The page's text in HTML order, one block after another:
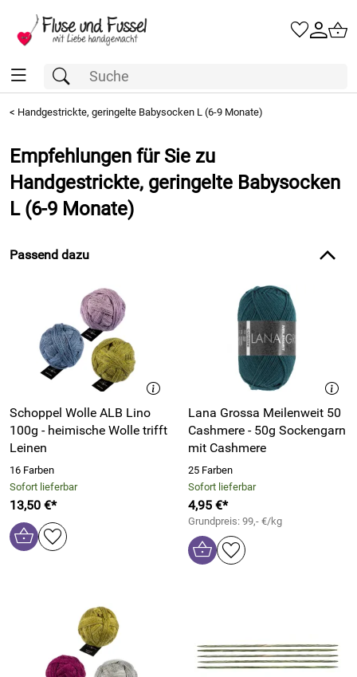
< Handgestrickte, geringelte Babysocken L (6-9 Monate)
Empfehlungen für Sie zu
Handgestrickte, geringelte Babysocken
L (6-9 Monate)
Passend dazu
Schoppel Wolle ALB Lino
100g - heimische Wolle trifft
Leinen
16 Farben
Sofort lieferbar
13,50 €*
Lana Grossa Meilenweit 50
Cashmere - 50g Sockengarn
mit Cashmere
25 Farben
Sofort lieferbar
4,95 €*
Grundpreis: 99,- €/kg